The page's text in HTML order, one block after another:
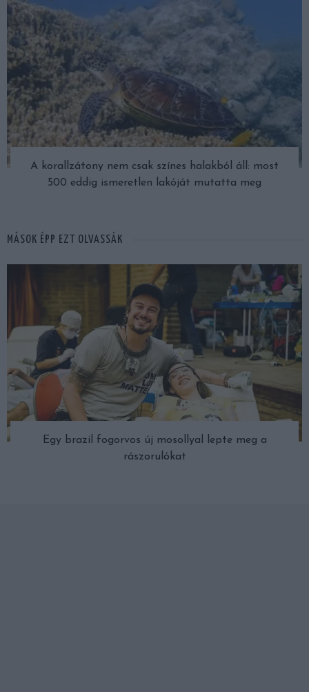
A korallzátony nem csak színes halakból áll: most
500 eddig ismeretlen lakóját mutatta meg
MÁSOK ÉPP EZT OLVASSÁK
Egy brazil fogorvos új mosollyal lepte meg a
rászorulókat